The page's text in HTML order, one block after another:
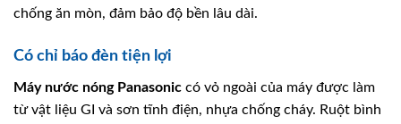
chống ăn mòn, đảm bảo độ bền lâu dài.
Có chỉ báo đèn tiện lợi
Máy nước nóng Panasonic có vỏ ngoài của máy được làm
từ vật liệu GI và sơn tĩnh điện, nhựa chống cháy. Ruột bình